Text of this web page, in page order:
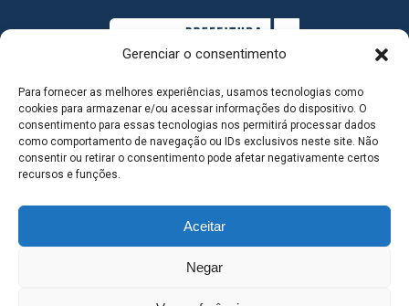
Gerenciar o consentimento
Para fornecer as melhores experiências, usamos tecnologias como
cookies para armazenar e/ou acessar informações do dispositivo. O
consentimento para essas tecnologias nos permitirá processar dados
como comportamento de navegação ou IDs exclusivos neste site. Não
consentir ou retirar o consentimento pode afetar negativamente certos
recursos e funções.
Aceitar
Negar
MAPA DO SITE
SEDE DO ADMINISTRATIVO MUNICIPAL - Avenida